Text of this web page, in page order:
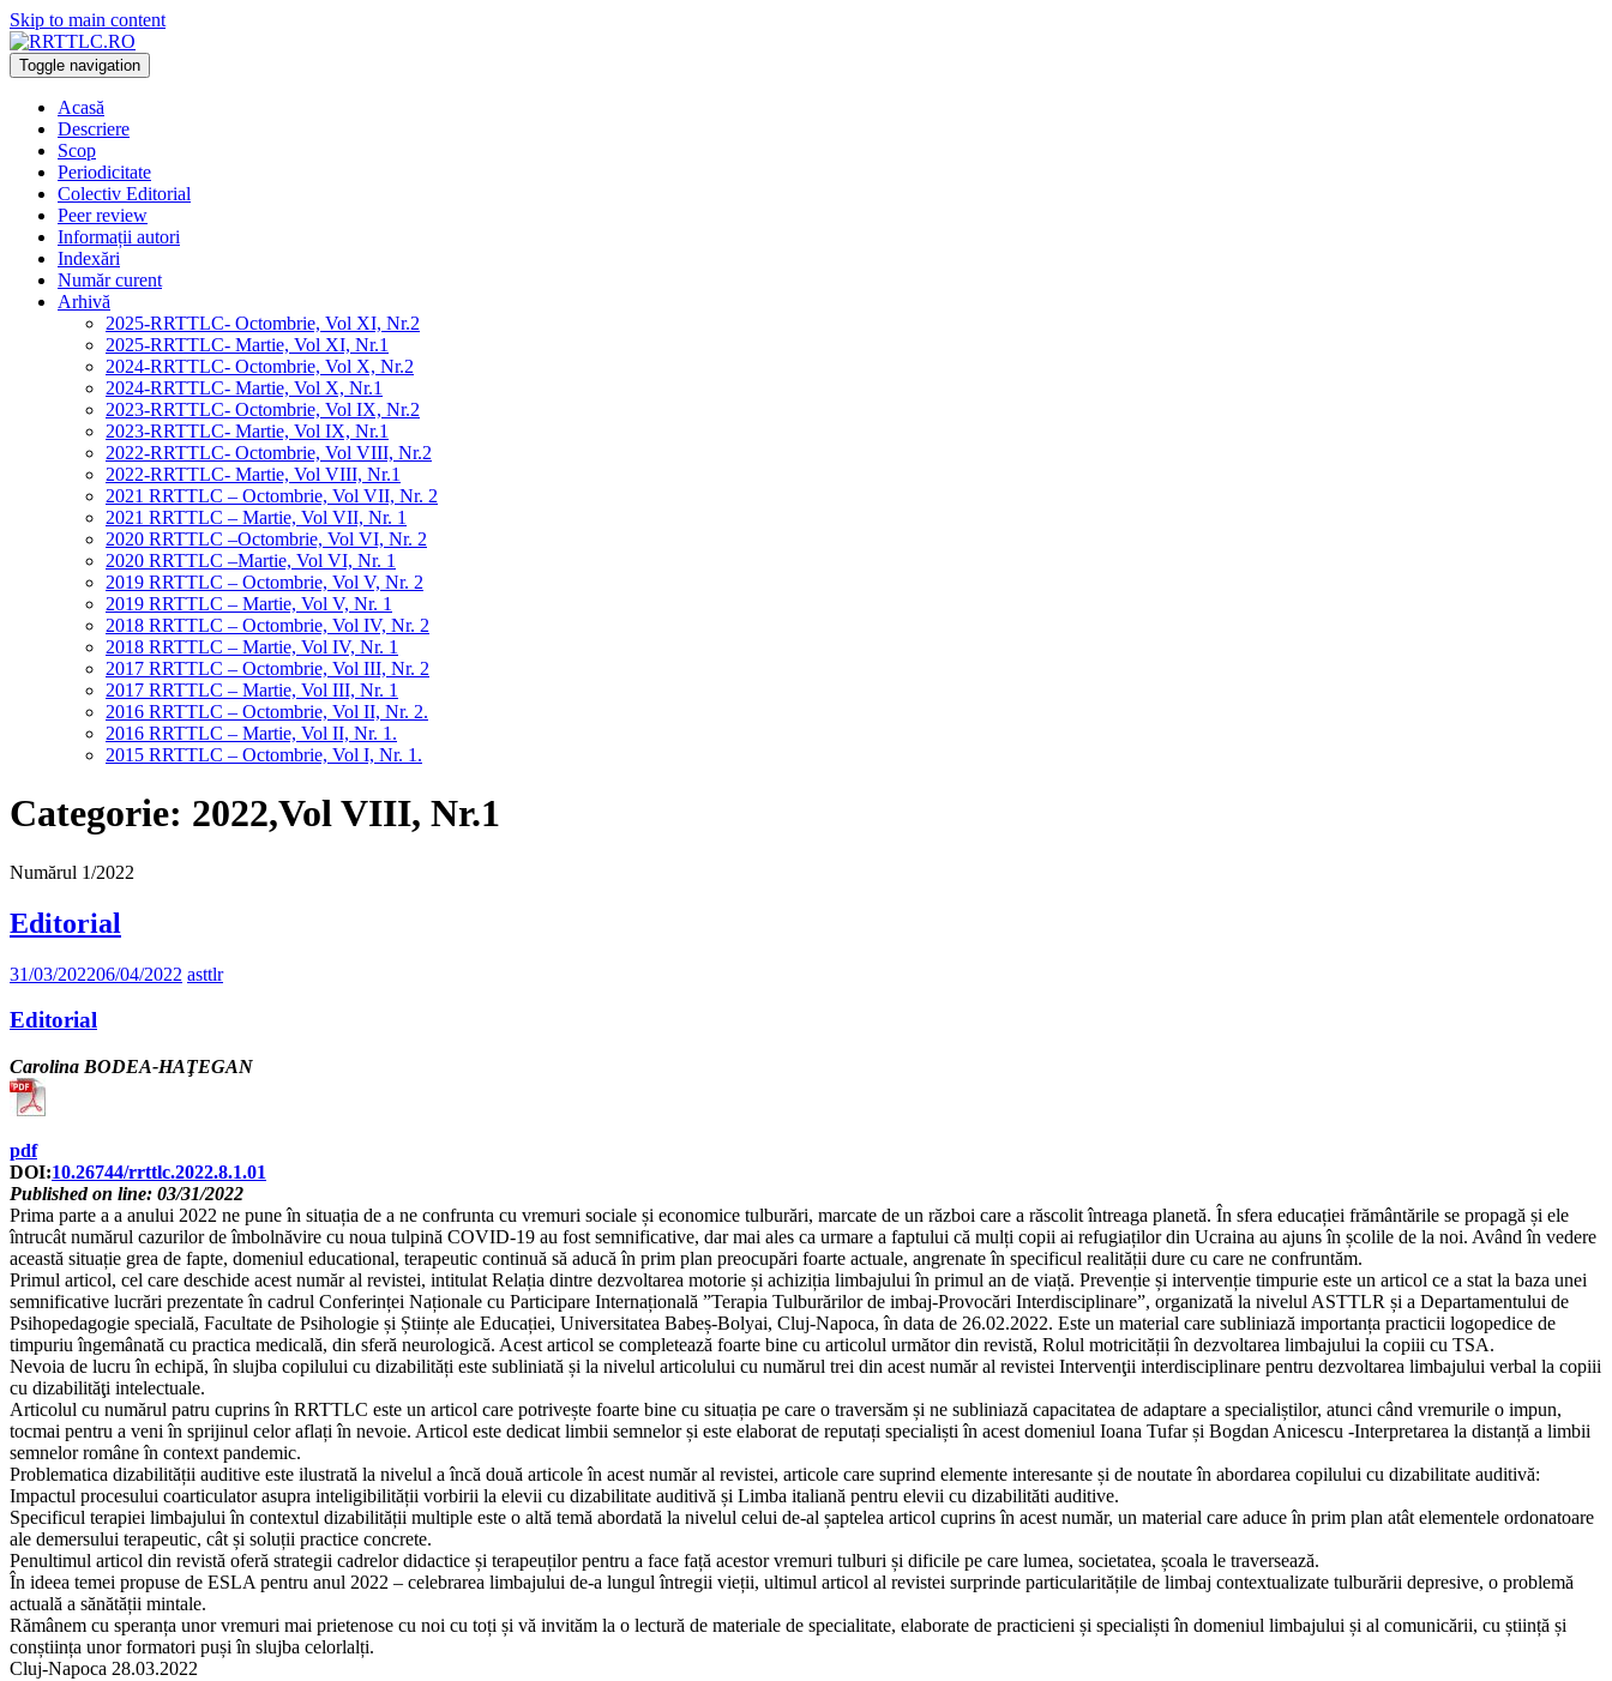
Skip to main content
Toggle navigation
Acasă
Descriere
Scop
Periodicitate
Colectiv Editorial
Peer review
Informații autori
Indexări
Număr curent
Arhivă
2025-RRTTLC- Octombrie, Vol XI, Nr.2
2025-RRTTLC- Martie, Vol XI, Nr.1
2024-RRTTLC- Octombrie, Vol X, Nr.2
2024-RRTTLC- Martie, Vol X, Nr.1
2023-RRTTLC- Octombrie, Vol IX, Nr.2
2023-RRTTLC- Martie, Vol IX, Nr.1
2022-RRTTLC- Octombrie, Vol VIII, Nr.2
2022-RRTTLC- Martie, Vol VIII, Nr.1
2021 RRTTLC – Octombrie, Vol VII, Nr. 2
2021 RRTTLC – Martie, Vol VII, Nr. 1
2020 RRTTLC –Octombrie, Vol VI, Nr. 2
2020 RRTTLC –Martie, Vol VI, Nr. 1
2019 RRTTLC – Octombrie, Vol V, Nr. 2
2019 RRTTLC – Martie, Vol V, Nr. 1
2018 RRTTLC – Octombrie, Vol IV, Nr. 2
2018 RRTTLC – Martie, Vol IV, Nr. 1
2017 RRTTLC – Octombrie, Vol III, Nr. 2
2017 RRTTLC – Martie, Vol III, Nr. 1
2016 RRTTLC – Octombrie, Vol II, Nr. 2.
2016 RRTTLC – Martie, Vol II, Nr. 1.
2015 RRTTLC – Octombrie, Vol I, Nr. 1.
Categorie: 2022,Vol VIII, Nr.1
Numărul 1/2022
Editorial
31/03/202206/04/2022 asttlr
Editorial
Carolina BODEA-HAŢEGAN
pdf
DOI:10.26744/rrttlc.2022.8.1.01
Published on line: 03/31/2022
Prima parte a a anului 2022 ne pune în situația de a ne confrunta cu vremuri sociale și economice tulburări, marcate de un război care a răscolit întreaga planetă. În sfera educației frământările se propagă și ele
întrucât numărul cazurilor de îmbolnăvire cu noua tulpină COVID-19 au fost semnificative, dar mai ales ca urmare a faptului că mulți copii ai refugiaților din Ucraina au ajuns în școlile de la noi. Având în vedere
această situație grea de fapte, domeniul educational, terapeutic continuă să aducă în prim plan preocupări foarte actuale, angrenate în specificul realității dure cu care ne confruntăm.
Primul articol, cel care deschide acest număr al revistei, intitulat Relația dintre dezvoltarea motorie și achiziția limbajului în primul an de viață. Prevenție și intervenție timpurie este un articol ce a stat la baza unei
semnificative lucrări prezentate în cadrul Conferinței Naționale cu Participare Internațională ”Terapia Tulburărilor de imbaj-Provocări Interdisciplinare”, organizată la nivelul ASTTLR și a Departamentului de
Psihopedagogie specială, Facultate de Psihologie și Științe ale Educației, Universitatea Babeș-Bolyai, Cluj-Napoca, în data de 26.02.2022. Este un material care subliniază importanța practicii logopedice de
timpuriu îngemânată cu practica medicală, din sferă neurologică. Acest articol se completează foarte bine cu articolul următor din revistă, Rolul motricității în dezvoltarea limbajului la copiii cu TSA.
Nevoia de lucru în echipă, în slujba copilului cu dizabilități este subliniată și la nivelul articolului cu numărul trei din acest număr al revistei Intervenţii interdisciplinare pentru dezvoltarea limbajului verbal la copiii
cu dizabilităţi intelectuale.
Articolul cu numărul patru cuprins în RRTTLC este un articol care potrivește foarte bine cu situația pe care o traversăm și ne subliniază capacitatea de adaptare a specialiștilor, atunci când vremurile o impun,
tocmai pentru a veni în sprijinul celor aflați în nevoie. Articol este dedicat limbii semnelor și este elaborat de reputați specialiști în acest domeniul Ioana Tufar și Bogdan Anicescu -Interpretarea la distanță a limbii
semnelor române în context pandemic.
Problematica dizabilității auditive este ilustrată la nivelul a încă două articole în acest număr al revistei, articole care suprind elemente interesante și de noutate în abordarea copilului cu dizabilitate auditivă:
Impactul procesului coarticulator asupra inteligibilității vorbirii la elevii cu dizabilitate auditivă și Limba italiană pentru elevii cu dizabilităti auditive.
Specificul terapiei limbajului în contextul dizabilității multiple este o altă temă abordată la nivelul celui de-al șaptelea articol cuprins în acest număr, un material care aduce în prim plan atât elementele ordonatoare
ale demersului terapeutic, cât și soluții practice concrete.
Penultimul articol din revistă oferă strategii cadrelor didactice și terapeuților pentru a face față acestor vremuri tulburi și dificile pe care lumea, societatea, școala le traversează.
În ideea temei propuse de ESLA pentru anul 2022 – celebrarea limbajului de-a lungul întregii vieții, ultimul articol al revistei surprinde particularitățile de limbaj contextualizate tulburării depresive, o problemă
actuală a sănătății mintale.
Rămânem cu speranța unor vremuri mai prietenose cu noi cu toți și vă invităm la o lectură de materiale de specialitate, elaborate de practicieni și specialiști în domeniul limbajului și al comunicării, cu știință și
conștiința unor formatori puși în slujba celorlalți.
Cluj-Napoca 28.03.2022